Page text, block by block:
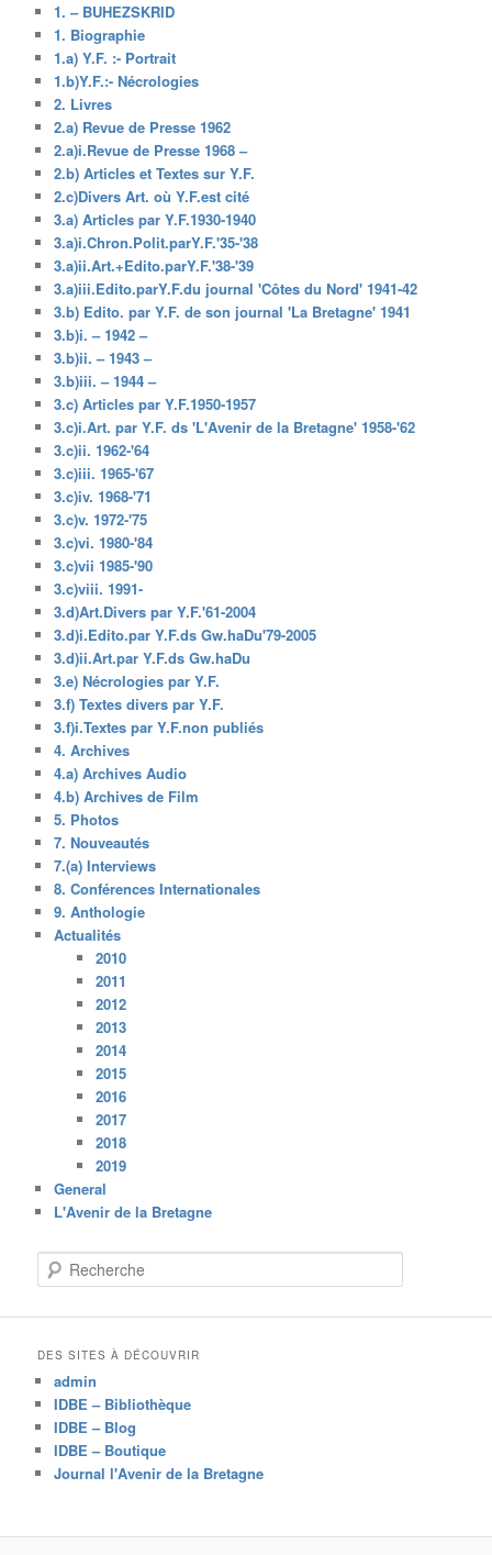
1. – BUHEZSKRID
1. Biographie
1.a) Y.F. :- Portrait
1.b)Y.F.:- Nécrologies
2. Livres
2.a) Revue de Presse 1962
2.a)i.Revue de Presse 1968 –
2.b) Articles et Textes sur Y.F.
2.c)Divers Art. où Y.F.est cité
3.a) Articles par Y.F.1930-1940
3.a)i.Chron.Polit.parY.F.'35-'38
3.a)ii.Art.+Edito.parY.F.'38-'39
3.a)iii.Edito.parY.F.du journal 'Côtes du Nord' 1941-42
3.b) Edito. par Y.F. de son journal 'La Bretagne' 1941
3.b)i. – 1942 –
3.b)ii. – 1943 –
3.b)iii. – 1944 –
3.c) Articles par Y.F.1950-1957
3.c)i.Art. par Y.F. ds 'L'Avenir de la Bretagne' 1958-'62
3.c)ii. 1962-'64
3.c)iii. 1965-'67
3.c)iv. 1968-'71
3.c)v. 1972-'75
3.c)vi. 1980-'84
3.c)vii 1985-'90
3.c)viii. 1991-
3.d)Art.Divers par Y.F.'61-2004
3.d)i.Edito.par Y.F.ds Gw.haDu'79-2005
3.d)ii.Art.par Y.F.ds Gw.haDu
3.e) Nécrologies par Y.F.
3.f) Textes divers par Y.F.
3.f)i.Textes par Y.F.non publiés
4. Archives
4.a) Archives Audio
4.b) Archives de Film
5. Photos
7. Nouveautés
7.(a) Interviews
8. Conférences Internationales
9. Anthologie
Actualités
2010
2011
2012
2013
2014
2015
2016
2017
2018
2019
General
L'Avenir de la Bretagne
e
e
c
h
e
DES SITES À DÉCOUVRIR
admin
IDBE – Bibliothèque
IDBE – Blog
IDBE – Boutique
Journal l'Avenir de la Bretagne